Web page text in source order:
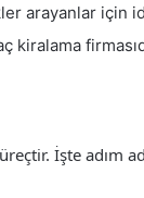
arayanlar için
İşte adım